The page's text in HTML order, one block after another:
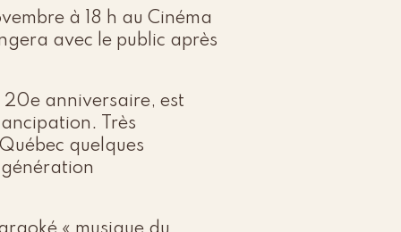
à 18 h au Cinéma
avec le public après
20e anniversaire, est
Très
quelques